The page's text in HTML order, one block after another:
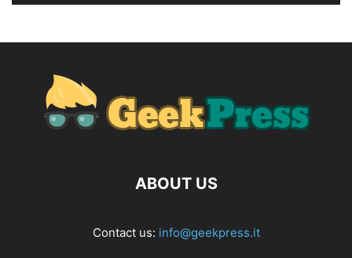
ABOUT US
Contact us: info@geekpress.it